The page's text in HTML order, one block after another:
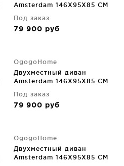
Amsterdam 146X95X85 CM
Под заказ
79 900 руб
OgogoHome
Двухместный диван
Amsterdam 146X95X85 CM
Под заказ
79 900 руб
OgogoHome
Двухместный диван
Amsterdam 146X95X85 CM